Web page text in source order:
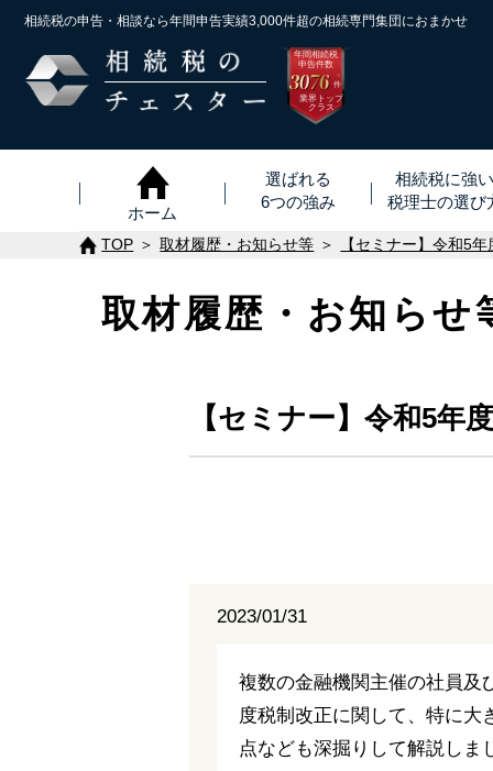
相続税の申告・相談なら年間申告実績3,000件超の相続専門集団におまかせ
年間相続税
申告件数
3076 ※
件
業界トップ
クラス
ホーム
選ばれる
6つの強み
相続税に強
税理士の選び
TOP 取材履歴・お知らせ等 【セミナー】令和5
取材履歴・お知らせ
【セミナー】令和5年
2023/01/31
複数の金融機関主催の社員及
度税制改正に関して、特に大
点なども深掘りして解説しま